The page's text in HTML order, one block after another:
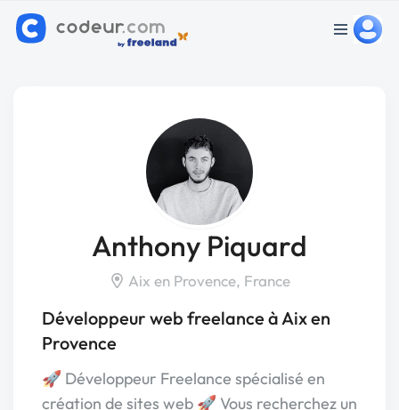
Anthony Piquard
Aix en Provence, France
Développeur web freelance à Aix en
Provence
🚀 Développeur Freelance spécialisé en
création de sites web 🚀 Vous recherchez un